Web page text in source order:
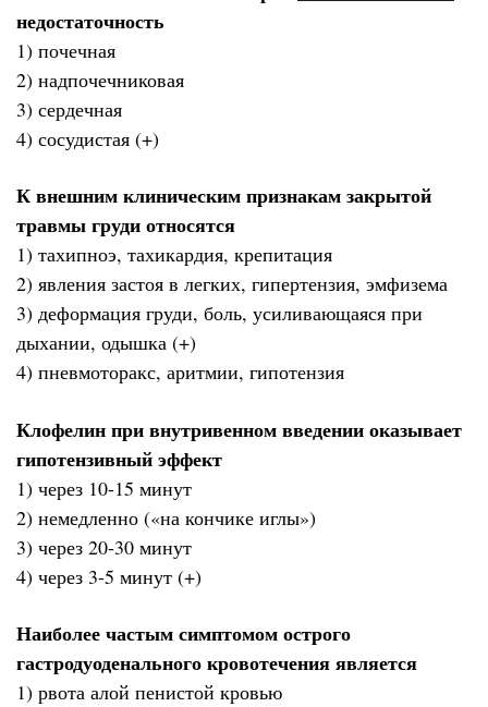
недостаточность
1) почечная
2) надпочечниковая
3) сердечная
4) сосудистая (+)
К внешним клиническим признакам закрытой
травмы груди относятся
1) тахипноэ, тахикардия, крепитация
2) явления застоя в легких, гипертензия, эмфизема
3) деформация груди, боль, усиливающаяся при
дыхании, одышка (+)
4) пневмоторакс, аритмии, гипотензия
Клофелин при внутривенном введении оказывает
гипотензивный эффект
1) через 10-15 минут
2) немедленно («на кончике иглы»)
3) через 20-30 минут
4) через 3-5 минут (+)
Наиболее частым симптомом острого
гастродуоденального кровотечения является
1) рвота алой пенистой кровью